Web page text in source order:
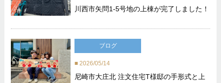
川西市矢問1-5号地の上棟が完了しました！
ブログ
2026/05/14
尼崎市大庄北 注文住宅T様邸の手形式と上